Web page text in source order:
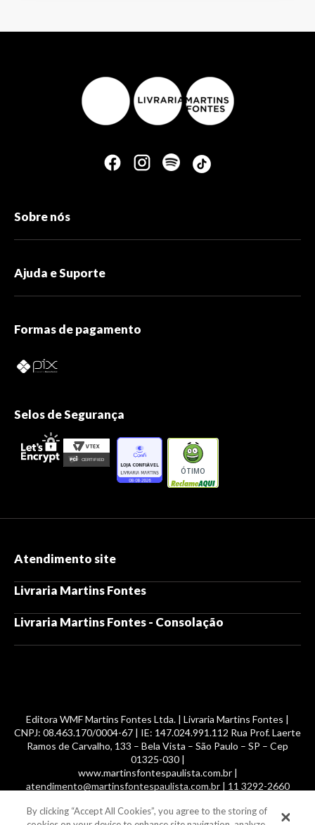
Sobre nós
Ajuda e Suporte
Formas de pagamento
Selos de Segurança
ÓTIMO
Atendimento site
Livraria Martins Fontes
Livraria Martins Fontes - Consolação
Editora WMF Martins Fontes Ltda. | Livraria Martins Fontes |
CNPJ: 08.463.170/0004-67 | IE: 147.024.991.112 Rua Prof. Laerte
Ramos de Carvalho, 133 – Bela Vista – São Paulo – SP – Cep
01325-030 |
www.martinsfontespaulista.com.br |
atendimento@martinsfontespaulista.com.br | 11 3292-2660
© 2014 -2026, MartinsFontes livros nacionais e importados,
By clicking “Accept All Cookies”, you agree to the storing of